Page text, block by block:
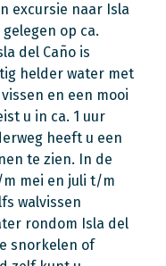
excursie naar Isla
op ca.
del Caño is
helder water met
en een mooi
u in ca. 1 uur
heeft u een
te zien. In de
mei en juli t/m
walvissen
rondom Isla del
snorkelen of